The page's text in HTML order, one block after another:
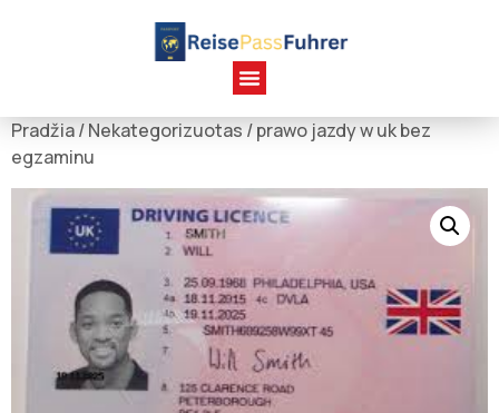
Pradžia/Nekategorizuotas / prawo jazdy w uk bez
egzaminu